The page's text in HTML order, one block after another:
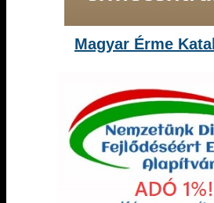
Magyar Érme